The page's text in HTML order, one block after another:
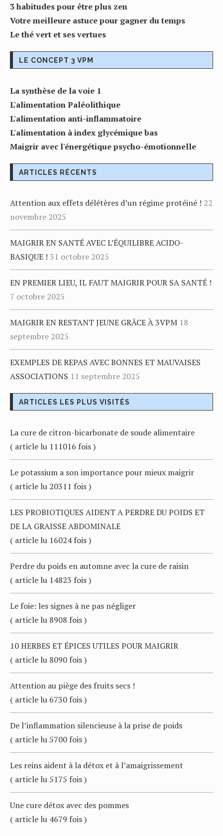
3 habitudes pour être plus zen
Votre meilleure astuce pour gagner du temps
Le thé vert et ses vertues
LE CONCEPT 3 VPM
La synthèse de la voie 1
L'alimentation Paléolithique
L'alimentation anti-inflammatoire
L'alimentation à index glycémique bas
Maigrir avec l'énergétique psycho-émotionnelle
ARTICLES RÉCENTS
Attention aux effets délétères d’un régime protéiné ! 22
novembre 2025
MAIGRIR EN SANTÉ AVEC L’ÉQUILIBRE ACIDO-
BASIQUE ! 31 octobre 2025
EN PREMIER LIEU, IL FAUT MAIGRIR POUR SA SANTÉ !
7 octobre 2025
MAIGRIR EN RESTANT JEUNE GRÂCE À 3VPM 18
septembre 2025
EXEMPLES DE REPAS AVEC BONNES ET MAUVAISES
ASSOCIATIONS 11 septembre 2025
ARTICLES LES PLUS VISITÉS
La cure de citron-bicarbonate de soude alimentaire
( article lu 111016 fois )
Le potassium a son importance pour mieux maigrir
( article lu 20311 fois )
LES PROBIOTIQUES AIDENT A PERDRE DU POIDS ET
DE LA GRAISSE ABDOMINALE
( article lu 16024 fois )
Perdre du poids en automne avec la cure de raisin
( article lu 14823 fois )
Le foie: les signes à ne pas négliger
( article lu 8908 fois )
10 HERBES ET ÉPICES UTILES POUR MAIGRIR
( article lu 8090 fois )
Attention au piège des fruits secs !
( article lu 6730 fois )
De l’inflammation silencieuse à la prise de poids
( article lu 5700 fois )
Les reins aident à la détox et à l’amaigrissement
( article lu 5175 fois )
Une cure détox avec des pommes
( article lu 4679 fois )